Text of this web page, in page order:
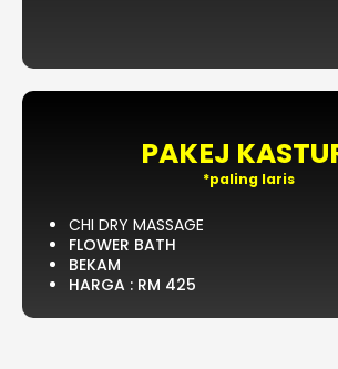
PAKEJ
*paling laris
CHI DRY MASSAGE
FLOWER BATH
BEKAM
HARGA : RM 425